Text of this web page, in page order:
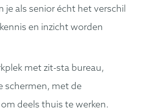
je als senior écht het verschil
en inzicht worden
met zit-sta bureau,
schermen, met de
deels thuis te werken.